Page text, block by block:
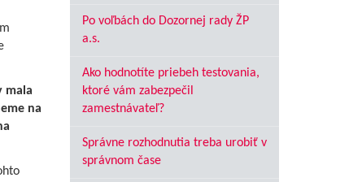
mala
na
Po voľbách do Dozornej rady ŽP
a.s.
Ako hodnotíte priebeh testovania,
ktoré vám zabezpečil
zamestnávateľ?
Správne rozhodnutia treba urobiť v
správnom čase